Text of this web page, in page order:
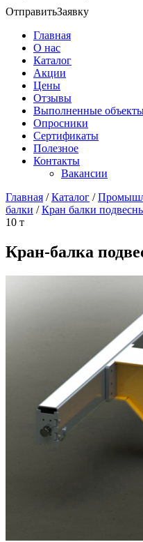
ОтправитьЗаявку
Главная
О нас
Каталог
Акции
Цены
Отзывы
Выполненные
Опросники
Сертификаты
Полезное
Контакты
Вакансии
Главная /Каталог /
балки /Кран балки
10 т
Кран-балка